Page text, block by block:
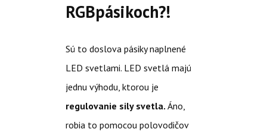
RGBpásikoch?!
Sú to doslova pásiky naplnené
LED svetlami. LED svetlá majú
jednu výhodu, ktorou je
regulovanie sily svetla. Áno,
robia to pomocou polovodičov